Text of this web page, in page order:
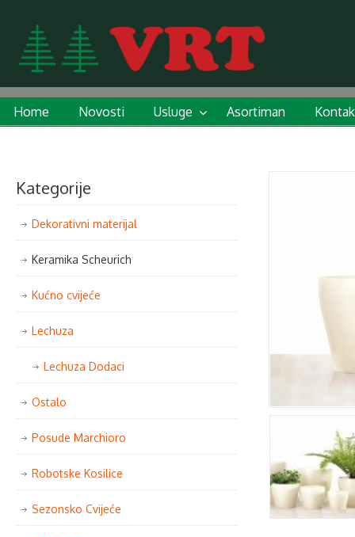
Home Novosti Usluge Asortiman
Kategorije
Dekorativni materijal
Keramika Scheurich
Kućno cvijeće
Lechuza
Lechuza Dodaci
Ostalo
Posude Marchioro
Robotske Kosilice
Sezonsko Cvijeće